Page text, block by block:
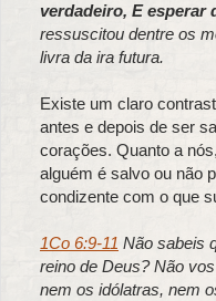
verdadeiro, E esperar
ressuscitou dentre os
livra da ira futura.
Existe um claro
antes e depois de ser
corações. Quanto a
alguém é salvo ou não
condizente com o que
1Co 6:9-11 Não sabeis
reino de Deus? Não
nem os idólatras, nem